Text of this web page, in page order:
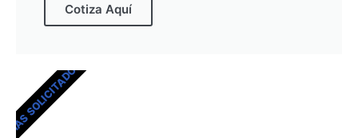
Cotiza Aquí
MÁS SOLICITADOS